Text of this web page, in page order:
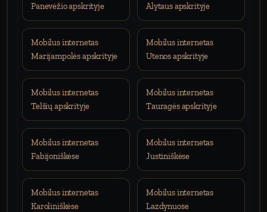
Panevėžio apskrityje
Alytaus apskrityje
Mobilus internetas
Marijampolės apskrityje
Mobilus internetas
Utenos apskrityje
Mobilus internetas
Telšių apskrityje
Mobilus internetas
Tauragės apskrityje
Mobilus internetas
Fabijoniškėse
Mobilus internetas
Justiniškėse
Mobilus internetas
Karoliniškėse
Mobilus internetas
Lazdynuose